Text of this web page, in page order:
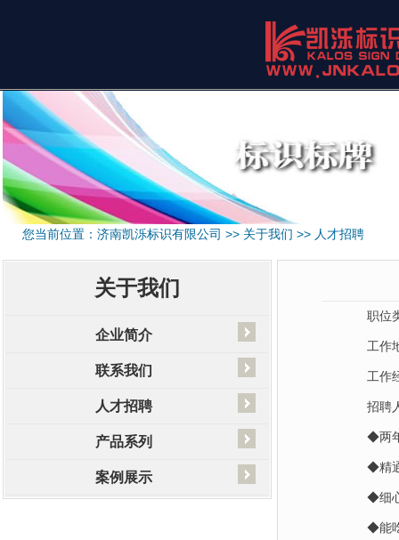
您当前位置： 济南凯泺标识有限公司 >> 关于我们 >> 人才招聘
关于我们
企业简介
联系我们
人才招聘
产品系列
案例展示
职位
工作
工作
招聘
◆两
◆精
◆细
◆能